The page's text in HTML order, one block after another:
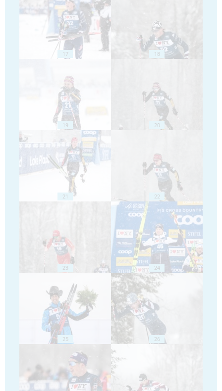
17 18
19 20
21 22
23 24
25 26